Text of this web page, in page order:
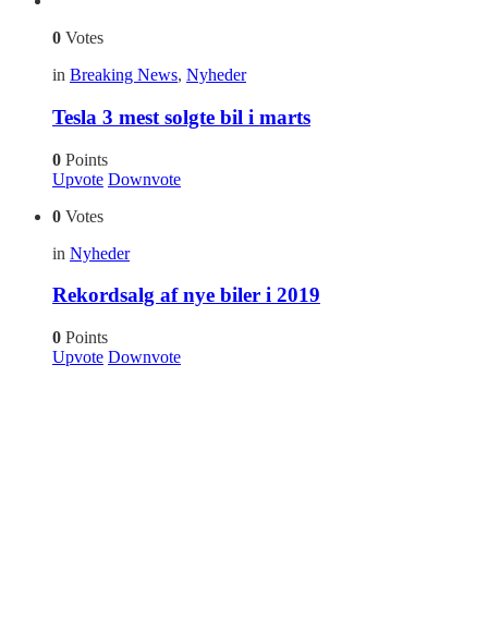
0 Votes
in Breaking News, Nyheder
Tesla 3 mest solgte bil i marts
0 Points
Upvote Downvote
0 Votes
in Nyheder
Rekordsalg af nye biler i 2019
0 Points
Upvote Downvote